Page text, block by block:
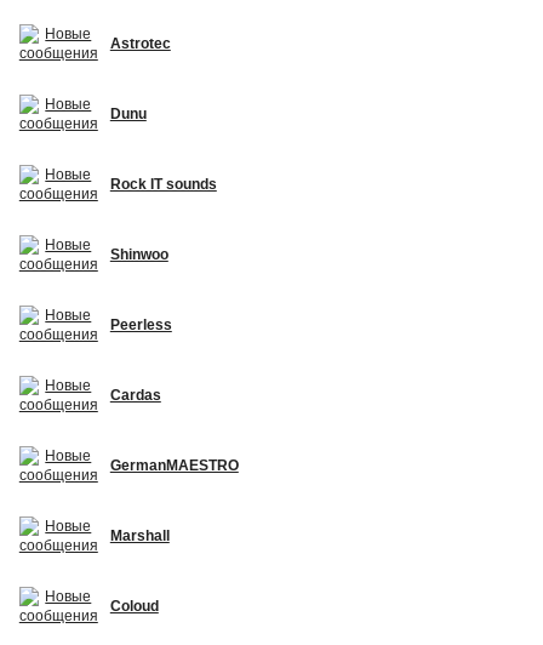
Astrotec
Dunu
Rock IT sounds
Shinwoo
Peerless
Cardas
GermanMAESTRO
Marshall
Coloud